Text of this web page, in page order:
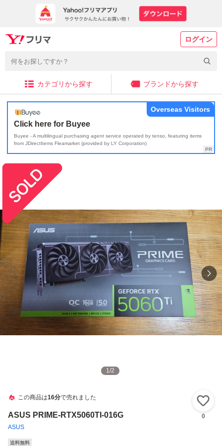
ログイン
カテゴリから探す ブランドから探す
Click here for Buyee
Buyee - A multilingual purchasing agent service operated by tenso, featuring items
from JDirectItems Fleamarket (provided by LY Corporation)
Overseas Visitors
1/2
この商品は16分で売れました
ASUS PRIME-RTX5060TI-016G
ASUS
0
送料無料